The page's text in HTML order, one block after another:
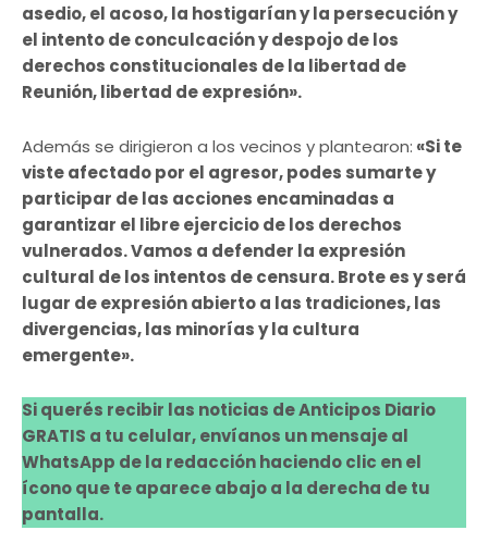
asedio, el acoso, la hostigarían y la persecución y
el intento de conculcación y despojo de los
derechos constitucionales de la libertad de
Reunión, libertad de expresión».
Además se dirigieron a los vecinos y plantearon: «Si te
viste afectado por el agresor, podes sumarte y
participar de las acciones encaminadas a
garantizar el libre ejercicio de los derechos
vulnerados. Vamos a defender la expresión
cultural de los intentos de censura. Brote es y será
lugar de expresión abierto a las tradiciones, las
divergencias, las minorías y la cultura
emergente».
Si querés recibir las noticias de Anticipos Diario
GRATIS a tu celular, envíanos un mensaje al
WhatsApp de la redacción haciendo clic en el
ícono que te aparece abajo a la derecha de tu
pantalla.